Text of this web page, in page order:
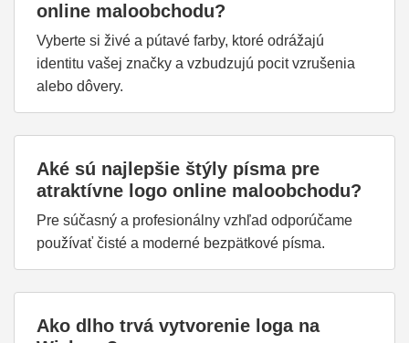
online maloobchodu?
Vyberte si živé a pútavé farby, ktoré odrážajú
identitu vašej značky a vzbudzujú pocit vzrušenia
alebo dôvery.
Aké sú najlepšie štýly písma pre
atraktívne logo online maloobchodu?
Pre súčasný a profesionálny vzhľad odporúčame
používať čisté a moderné bezpätkové písma.
Ako dlho trvá vytvorenie loga na